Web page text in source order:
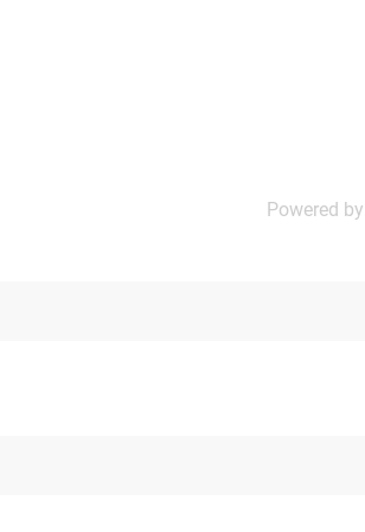
Powered by